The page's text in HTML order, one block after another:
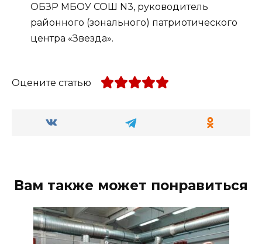
ОБЗР МБОУ СОШ N3, руководитель
районного (зонального) патриотического
центра «Звезда».
Оцените статью
Вам также может понравиться